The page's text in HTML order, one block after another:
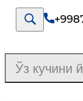
Ўз кучини